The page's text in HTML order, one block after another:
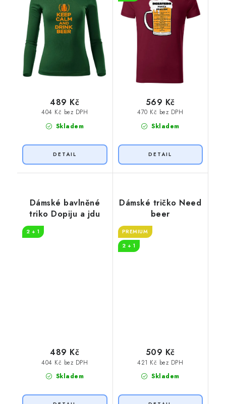
Skladem
404 Kč bez DPH
489 Kč
Skladem
470 Kč bez DPH
569 Kč
Dámské bavlněné
triko Dopiju a jdu
2 + 1
Skladem
404 Kč bez DPH
489 Kč
Dámské tričko Need
beer
PREMIUM
2 + 1
Skladem
421 Kč bez DPH
509 Kč